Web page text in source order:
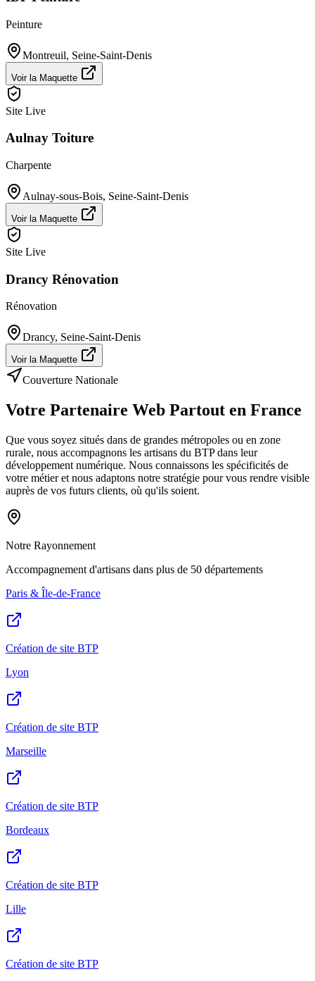
Peinture
Montreuil, Seine-Saint-Denis
Voir la Maquette
Site Live
Aulnay Toiture
Charpente
Aulnay-sous-Bois, Seine-Saint-Denis
Voir la Maquette
Site Live
Drancy Rénovation
Rénovation
Drancy, Seine-Saint-Denis
Voir la Maquette
Couverture Nationale
Votre Partenaire Web Partout en France
Que vous soyez situés dans de grandes métropoles ou en zone
rurale, nous accompagnons les artisans du BTP dans leur
développement numérique. Nous connaissons les spécificités de
votre métier et nous adaptons notre stratégie pour vous rendre visible
auprès de vos futurs clients, où qu'ils soient.
Notre Rayonnement
Accompagnement d'artisans dans plus de 50 départements
Paris & Île-de-France
Création de site BTP
Lyon
Création de site BTP
Marseille
Création de site BTP
Bordeaux
Création de site BTP
Lille
Création de site BTP